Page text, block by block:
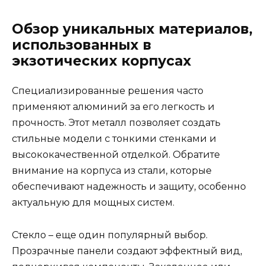
Обзор уникальных материалов,
использованных в
экзотических корпусах
Специализированные решения часто
применяют алюминий за его легкость и
прочность. Этот металл позволяет создать
стильные модели с тонкими стенками и
высококачественной отделкой. Обратите
внимание на корпуса из стали, которые
обеспечивают надежность и защиту, особенно
актуальную для мощных систем.
Стекло – еще один популярный выбор.
Прозрачные панели создают эффектный вид,